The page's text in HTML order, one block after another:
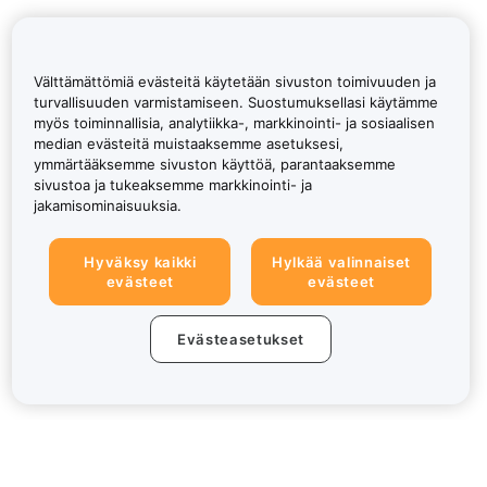
Välttämättömiä evästeitä käytetään sivuston toimivuuden ja
turvallisuuden varmistamiseen. Suostumuksellasi käytämme
myös toiminnallisia, analytiikka-, markkinointi- ja sosiaalisen
median evästeitä muistaaksemme asetuksesi,
ymmärtääksemme sivuston käyttöä, parantaaksemme
sivustoa ja tukeaksemme markkinointi- ja
jakamisominaisuuksia.
Hyväksy kaikki
evästeet
Hylkää valinnaiset
evästeet
Evästeasetukset